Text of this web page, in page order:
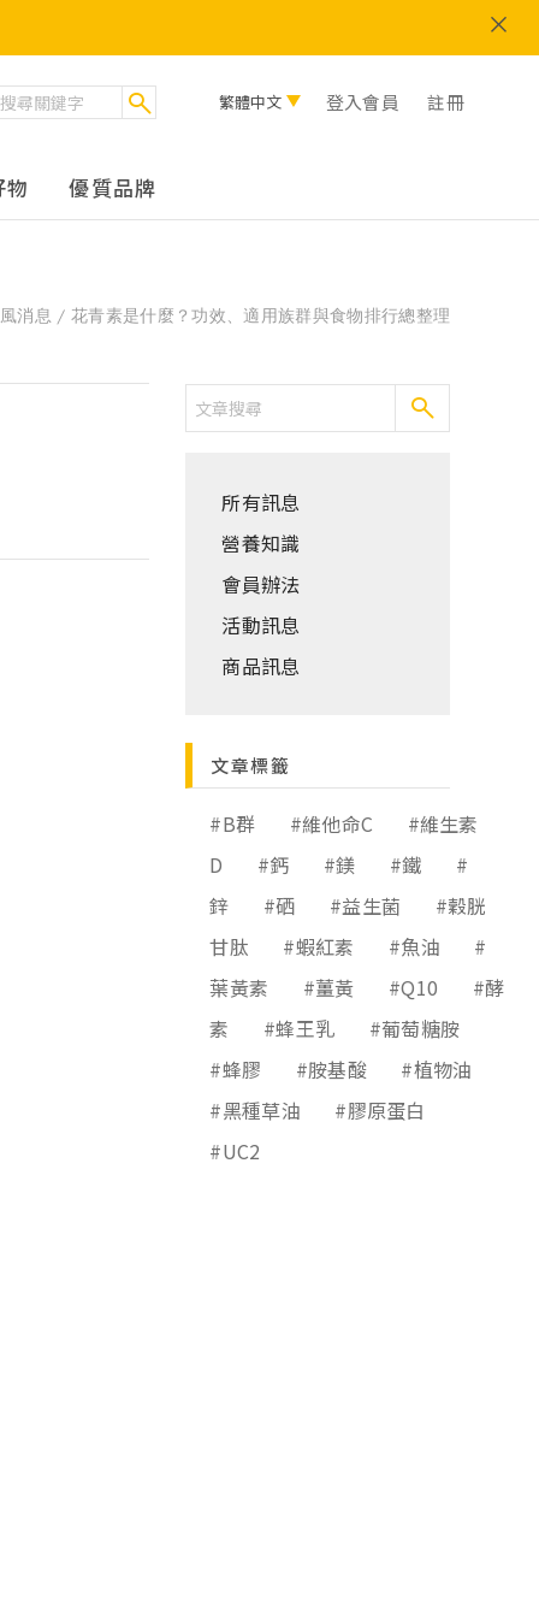
優質品牌
繁體中文 登入會員 註冊
消息 花青素是什麼？功效、適用族群與食物排行總整理
所有訊息
營養知識
會員辦法
活動訊息
商品訊息
文章標籤
#B群 #維他命C
#維生素
D
#鈣 #鎂 #鐵
#
鋅
#硒 #益生菌
#穀胱
甘肽
#蝦紅素 #魚油
#
葉黃素
#薑黃 #Q10
#酵
素
#蜂王乳
#葡萄糖胺
#蜂膠
#胺基酸
#植物油
#黑種草油
#膠原蛋白
#UC2